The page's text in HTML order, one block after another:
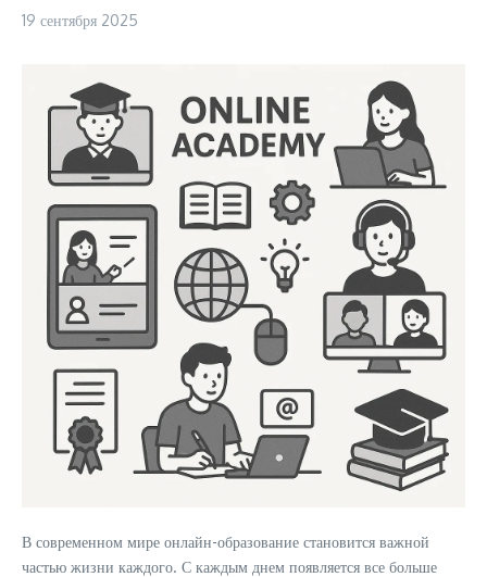
19 сентября 2025
В современном мире онлайн-образование становится важной
частью жизни каждого. С каждым днем появляется все больше